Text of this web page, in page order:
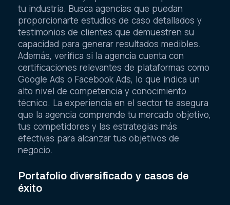
tu industria. Busca agencias que puedan
proporcionarte estudios de caso detallados y
testimonios de clientes que demuestren su
capacidad para generar resultados medibles.
Además, verifica si la agencia cuenta con
certificaciones relevantes de plataformas como
Google Ads o Facebook Ads, lo que indica un
alto nivel de competencia y conocimiento
técnico. La experiencia en el sector te asegura
que la agencia comprende tu mercado objetivo,
tus competidores y las estrategias más
efectivas para alcanzar tus objetivos de
negocio.
Portafolio diversificado y casos de
éxito